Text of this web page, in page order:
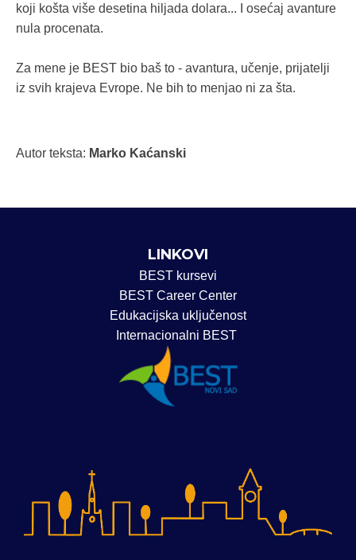
koji košta više desetina hiljada dolara... I osećaj avanture
nula procenata.
Za mene je BEST bio baš to - avantura, učenje, prijatelji
iz svih krajeva Evrope. Ne bih to menjao ni za šta.
Autor teksta: Marko Kaćanski
LINKOVI
BEST kursevi
BEST Career Center
Edukacijska uključenost
Internacionalni BEST